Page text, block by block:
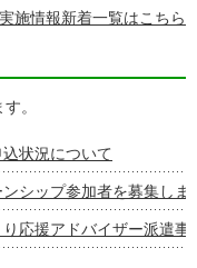
実施情報新着一覧はこちら
。
状況について
シップ参加者を募集しま
応援アドバイザー派遣事